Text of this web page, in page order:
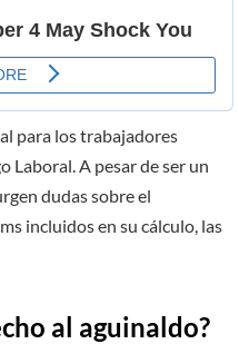
para los trabajadores
Laboral. A pesar de ser un
dudas sobre el
incluidos en su cálculo, las
al aguinaldo?